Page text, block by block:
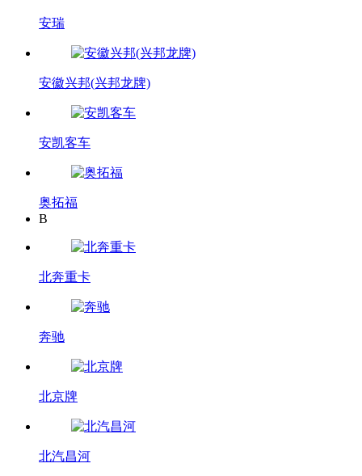
安瑞
安徽兴邦(兴邦龙牌)
安凯客车
奥拓福
B
北奔重卡
奔驰
北京牌
北汽昌河